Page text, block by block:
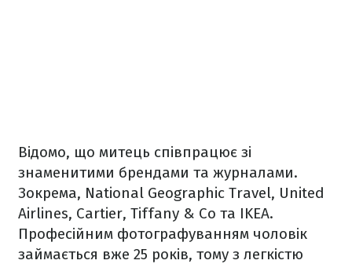
Відомо, що митець співпрацює зі
знаменитими брендами та журналами.
Зокрема, National Geographic Travel, United
Airlines, Cartier, Tiffany & Co та IKEA.
Професійним фотографуванням чоловік
займається вже 25 років, тому з легкістю